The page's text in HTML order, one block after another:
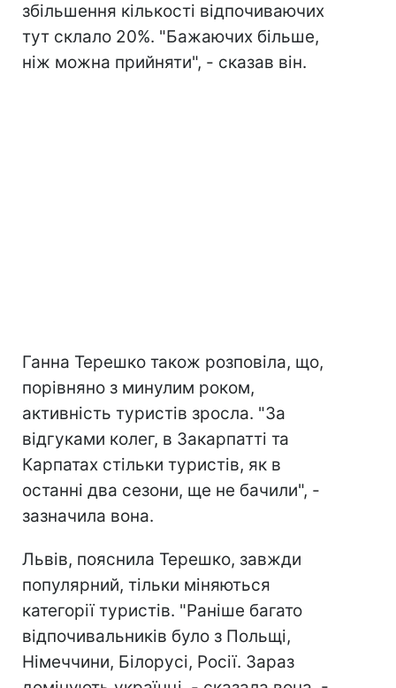
збільшення кількості відпочиваючих
тут склало 20%. "Бажаючих більше,
ніж можна прийняти", - сказав він.
Ганна Терешко також розповіла, що,
порівняно з минулим роком,
активність туристів зросла. "За
відгуками колег, в Закарпатті та
Карпатах стільки туристів, як в
останні два сезони, ще не бачили", -
зазначила вона.
Львів, пояснила Терешко, завжди
популярний, тільки міняються
категорії туристів. "Раніше багато
відпочивальників було з Польщі,
Німеччини, Білорусі, Росії. Зараз